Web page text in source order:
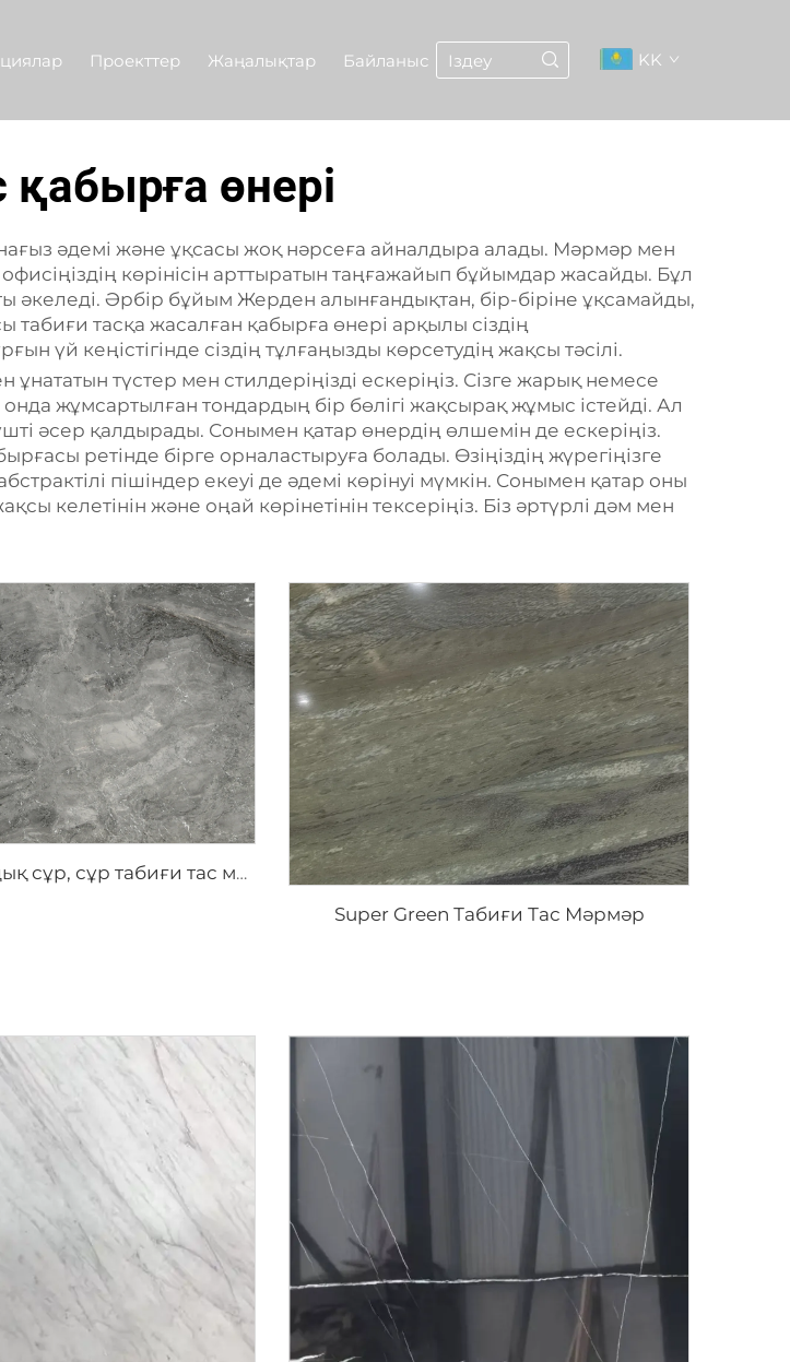
Проекттер Жаңалықтар Байланыс KK
қабырға өнері
нағыз әдемі және ұқсасы жоқ нәрсеға айналдыра алады. Мәрмәр мен
көрінісін арттыратын таңғажайып бұйымдар жасайды. Бұл
әкеледі. Әрбір бұйым Жерден алынғандықтан, бір-біріне ұқсамайды,
тасқа жасалған қабырға өнері арқылы сіздің
үй кеңістігінде сіздің тұлғаңызды көрсетудің жақсы тәсілі.
түстер мен стилдеріңізді ескеріңіз. Сізге жарық немесе
жұмсартылған тондардың бір бөлігі жақсырақ жұмыс істейді. Ал
әсер қалдырады. Сонымен қатар өнердің өлшемін де ескеріңіз.
ретінде бірге орналастыруға болады. Өзіңіздің жүрегіңізге
пішіндер екеуі де әдемі көрінуі мүмкін. Сонымен қатар оны
келетінін және оңай көрінетінін тексеріңіз. Біз әртүрлі дәм мен
Басқа жұлдыздық сұр, сұр табиғи тас мәрмәр, дақты құрылыммен және күміс-сұр дақтарымен
Super Green Табиғи Тас Мәрмәр